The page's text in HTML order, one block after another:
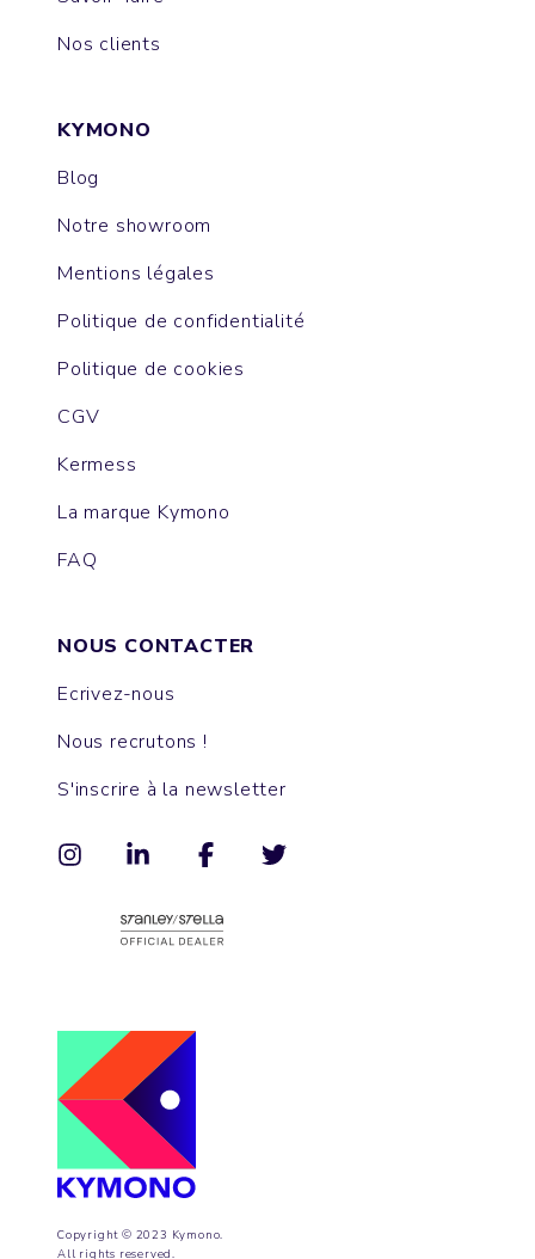
Copyright © 2023 Kymono.
All rights reserved.
Nos clients
KYMONO
Blog
Notre showroom
Mentions légales
Politique de confidentialité
Politique de cookies
CGV
Kermess
La marque Kymono
FAQ
NOUS CONTACTER
Ecrivez-nous
Nous recrutons !
S'inscrire à la newsletter